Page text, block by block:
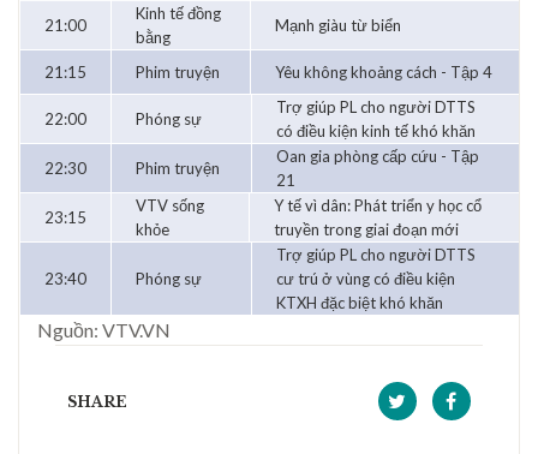
21:00
Kinh tế đồng
bằng
Mạnh giàu từ biển
21:15 Phim truyện Yêu không khoảng cách - Tập 4
22:00 Phóng sự
Trợ giúp PL cho người DTTS
có điều kiện kinh tế khó khăn
22:30
Phim truyện
Oan gia phòng cấp cứu - Tập
21
23:15
VTV sống
khỏe
Y tế vì dân: Phát triển y học cổ
truyền trong giai đoạn mới
23:40 Phóng sự
Trợ giúp PL cho người DTTS
cư trú ở vùng có điều kiện
KTXH đặc biệt khó khăn
Nguồn: VTV.VN
SHARE